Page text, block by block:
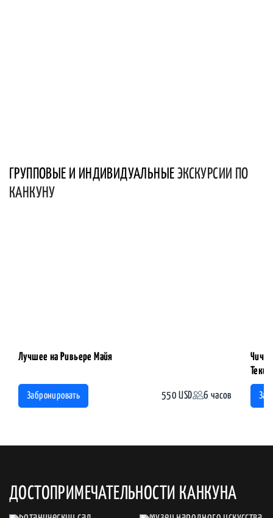
ГРУППОВЫЕ И ИНДИВИДУАЛЬНЫЕ ЭКСКУРСИИ ПО
КАНКУНУ
Лучшее на Ривьере Майя
Забронировать 550 USD 6 часов
ДОСТОПРИМЕЧАТЕЛЬНОСТИ КАНКУНА